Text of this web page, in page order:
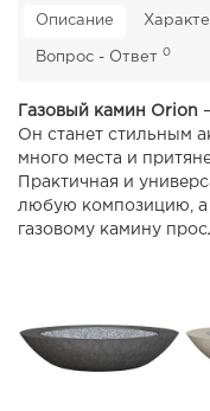
Описание
Вопрос - Ответ 0
Газовый камин Orion
Он станет стильным
много места и
Практичная и
любую композицию, а
газовому камину